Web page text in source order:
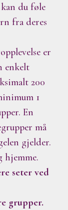
kan du føle
fra deres
er
enkelt
200
1
En
må
gjelder.
hjemme.
seter ved
grupper.